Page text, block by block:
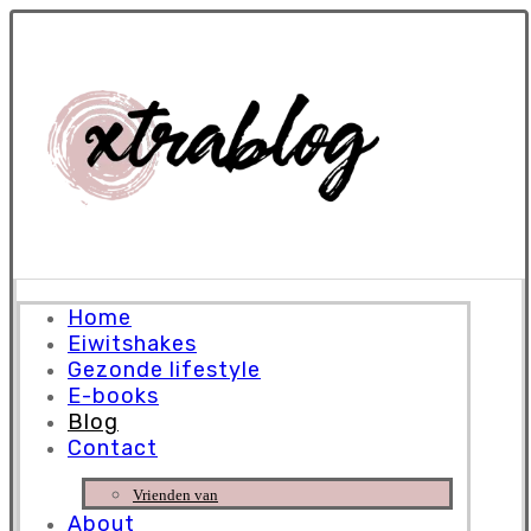
Home
Eiwitshakes
Gezonde lifestyle
E-books
Blog
Contact
Vrienden van
About